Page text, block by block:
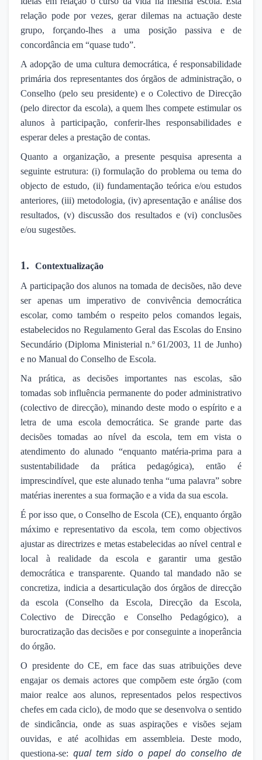
relação pode por vezes, gerar dilemas na actuação deste
grupo, forçando-lhes a uma posição passiva e de
concordância em “quase tudo”.
A adopção de uma cultura democrática, é responsabilidade
primária dos representantes dos órgãos de administração, o
Conselho (pelo seu presidente) e o Colectivo de Direcção
(pelo director da escola), a quem lhes compete estimular os
alunos à participação, conferir-lhes responsabilidades e
esperar deles a prestação de contas.
Quanto a organização, a presente pesquisa apresenta a
seguinte estrutura: (i) formulação do problema ou tema do
objecto de estudo, (ii) fundamentação teórica e/ou estudos
anteriores, (iii) metodologia, (iv) apresentação e análise dos
resultados, (v) discussão dos resultados e (vi) conclusões
e/ou sugestões.
1.
Contextualização
A participação dos alunos na tomada de decisões, não deve
ser apenas um imperativo de convivência democrática
escolar, como também o respeito pelos comandos legais,
estabelecidos no Regulamento Geral das Escolas do Ensino
Secundário (Diploma Ministerial n.º 61/2003, 11 de Junho)
e no Manual do Conselho de Escola.
Na prática, as decisões importantes nas escolas, são
tomadas sob influência permanente do poder administrativo
(colectivo de direcção), minando deste modo o espírito e a
letra de uma escola democrática. Se grande parte das
decisões tomadas ao nível da escola, tem em vista o
atendimento do alunado “enquanto matéria-prima para a
sustentabilidade da prática pedagógica), então é
imprescindível, que este alunado tenha “uma palavra” sobre
matérias inerentes a sua formação e a vida da sua escola.
É por isso que, o Conselho de Escola (CE), enquanto órgão
máximo e representativo da escola, tem como objectivos
ajustar as directrizes e metas estabelecidas ao nível central e
local à realidade da escola e garantir uma gestão
democrática e transparente. Quando tal mandado não se
concretiza, indicia a desarticulação dos órgãos de direcção
da escola (Conselho da Escola, Direcção da Escola,
Colectivo de Direcção e Conselho Pedagógico), a
burocratização das decisões e por conseguinte a inoperância
do órgão.
O presidente do CE, em face das suas atribuições deve
engajar os demais actores que compõem este órgão (com
maior realce aos alunos, representados pelos respectivos
chefes em cada ciclo), de modo que se desenvolva o sentido
de sindicância, onde as suas aspirações e visões sejam
ouvidas, e até acolhidas em assembleia. Deste modo,
questiona-se: qual tem sido o papel do conselho de